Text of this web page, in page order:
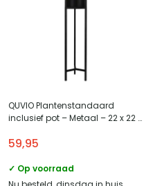
QUVIO Plantenstandaard
inclusief pot – Metaal – 22 x 22 x
59,95
✓ Op voorraad